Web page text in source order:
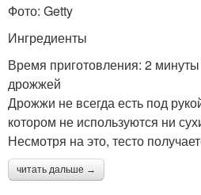
Фото: Getty
Ингредиенты
Время приготовления: 2
дрожжей
Дрожжи не всегда есть под
котором не используются ни
Несмотря на это, тесто
читать дальше →